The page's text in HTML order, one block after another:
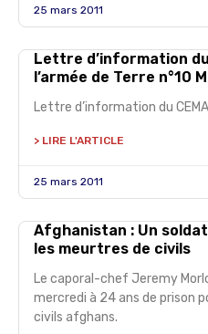
25 mars 2011
Lettre d’information
l’armée de Terre n°10
Lettre d’information du
> LIRE L'ARTICLE
25 mars 2011
Afghanistan : Un
les meurtres de civils
Le caporal-chef Jeremy
mercredi à 24 ans de prison
civils afghans.